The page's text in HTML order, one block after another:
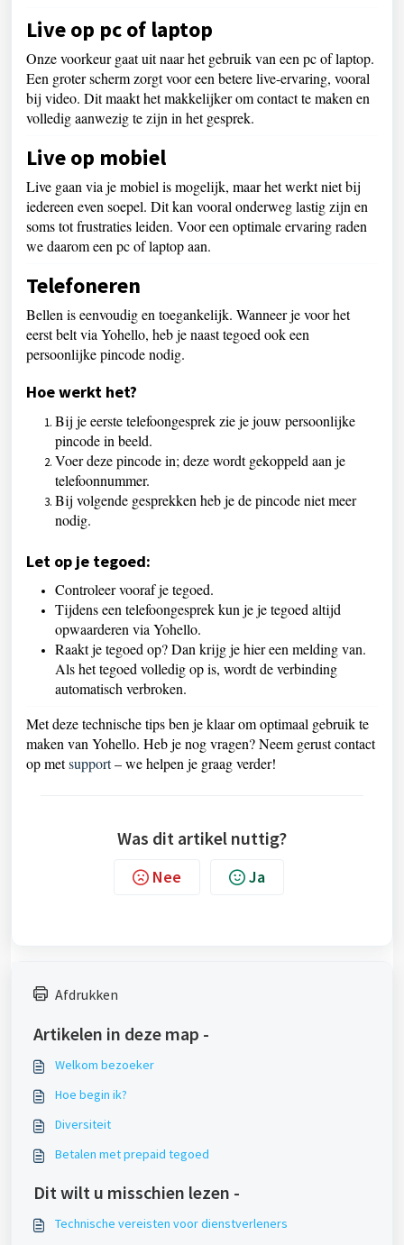
Live op pc of laptop
Onze voorkeur gaat uit naar het gebruik van een pc of laptop.
Een groter scherm zorgt voor een betere live-ervaring, vooral
bij video. Dit maakt het makkelijker om contact te maken en
volledig aanwezig te zijn in het gesprek.
Live op mobiel
Live gaan via je mobiel is mogelijk, maar het werkt niet bij
iedereen even soepel. Dit kan vooral onderweg lastig zijn en
soms tot frustraties leiden. Voor een optimale ervaring raden
we daarom een pc of laptop aan.
Telefoneren
Bellen is eenvoudig en toegankelijk. Wanneer je voor het
eerst belt via Yohello, heb je naast tegoed ook een
persoonlijke pincode nodig.
Hoe werkt het?
Bij je eerste telefoongesprek zie je jouw persoonlijke
pincode in beeld.
Voer deze pincode in; deze wordt gekoppeld aan je
telefoonnummer.
Bij volgende gesprekken heb je de pincode niet meer
nodig.
Let op je tegoed:
Controleer vooraf je tegoed.
Tijdens een telefoongesprek kun je je tegoed altijd
opwaarderen via Yohello.
Raakt je tegoed op? Dan krijg je hier een melding van.
Als het tegoed volledig op is, wordt de verbinding
automatisch verbroken.
Met deze technische tips ben je klaar om optimaal gebruik te
maken van Yohello. Heb je nog vragen? Neem gerust contact
op metsupport– we helpen je graag verder!
Was dit artikel nuttig?
Nee Ja
Afdrukken
Artikelen in deze map -
Welkom bezoeker
Hoe begin ik?
Diversiteit
Betalen met prepaid tegoed
Dit wilt u misschien lezen -
Technische vereisten voor dienstverleners